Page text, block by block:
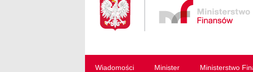
Wiadomości Minister Ministerstwo